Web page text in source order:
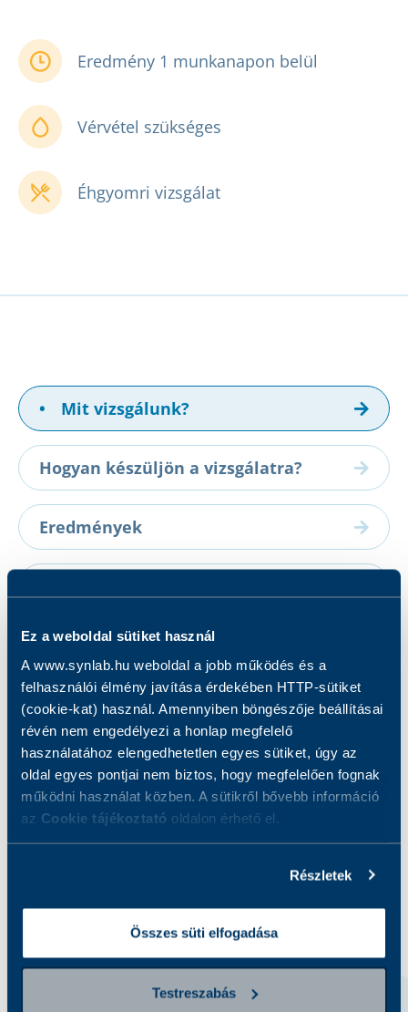
Ez a weboldal sütiket használ
A www.synlab.hu weboldal a jobb működés és a
felhasználói élmény javítása érdekében HTTP-sütiket
(cookie-kat) használ. Amennyiben böngészője beállításai
révén nem engedélyezi a honlap megfelelő
használatához elengedhetetlen egyes sütiket, úgy az
oldal egyes pontjai nem biztos, hogy megfelelően fognak
működni használat közben. A sütikről bővebb információ
az Cookie tájékoztató oldalon érhető el.
Részletek
Összes süti elfogadása
Testreszabás
Eredmény 1 munkanapon belül
Vérvétel szükséges
Éhgyomri vizsgálat
• Mit vizsgálunk?
Hogyan készüljön a vizsgálatra?
Eredmények
Melyik csomagban található meg?
Mit vizsgálunk?
A vizsgálat során a vér Vas (Fe) koncentráciját
határozzuk meg.
Kapcsolódó szolgáltatások